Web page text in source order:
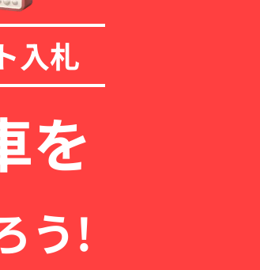
入札
を
う!